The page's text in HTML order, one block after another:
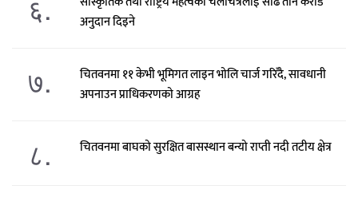
अनुदान दिइने
७.
चितवनमा ११ केभी भूमिगत लाइन भोलि चार्ज गरिँदै, सावधानी
अपनाउन प्राधिकरणको आग्रह
८. चितवनमा बाघको सुरक्षित बासस्थान बन्यो राप्ती नदी तटीय क्षेत्र